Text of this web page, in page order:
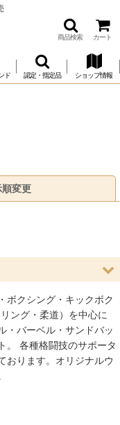
商品検索 カート
ド 認定・指定品 ショップ情報
変更
ボクシング・キックボク
ング・柔道）を中心に
・バーベル・サンドバッ
。 各種格闘技のサポータ
おります。オリジナルウ